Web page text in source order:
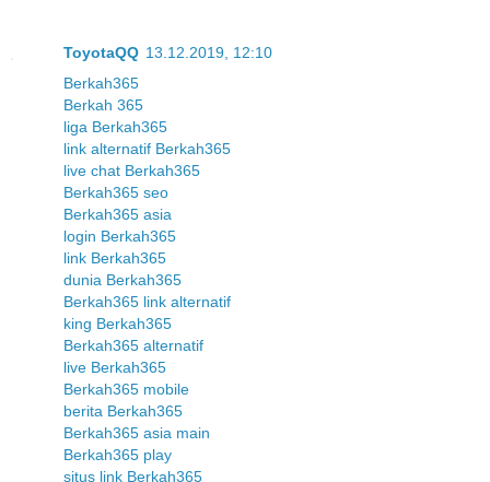
ToyotaQQ 13.12.2019, 12:10
Berkah365
Berkah 365
liga Berkah365
link alternatif Berkah365
live chat Berkah365
Berkah365 seo
Berkah365 asia
login Berkah365
link Berkah365
dunia Berkah365
Berkah365 link alternatif
king Berkah365
Berkah365 alternatif
live Berkah365
Berkah365 mobile
berita Berkah365
Berkah365 asia main
Berkah365 play
situs link Berkah365